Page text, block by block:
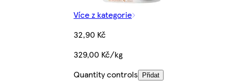
Více z kategorie
32,90 Kč
329,00 Kč/kg
Quantity controls
Přidat